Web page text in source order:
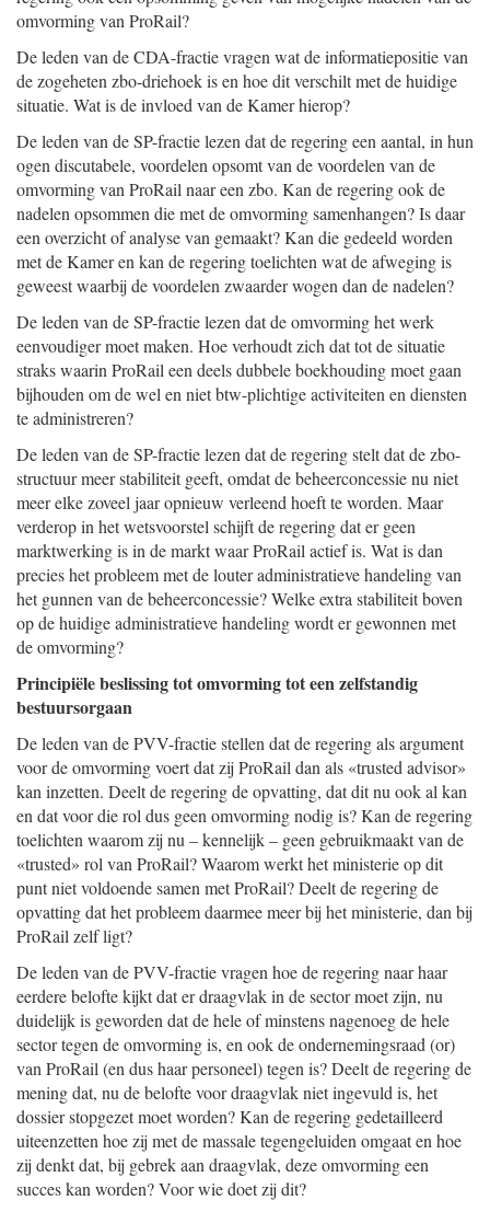
omvorming van ProRail?
De leden van de CDA-fractie vragen wat de informatiepositie van
de zogeheten zbo-driehoek is en hoe dit verschilt met de huidige
situatie. Wat is de invloed van de Kamer hierop?
De leden van de SP-fractie lezen dat de regering een aantal, in hun
ogen discutabele, voordelen opsomt van de voordelen van de
omvorming van ProRail naar een zbo. Kan de regering ook de
nadelen opsommen die met de omvorming samenhangen? Is daar
een overzicht of analyse van gemaakt? Kan die gedeeld worden
met de Kamer en kan de regering toelichten wat de afweging is
geweest waarbij de voordelen zwaarder wogen dan de nadelen?
De leden van de SP-fractie lezen dat de omvorming het werk
eenvoudiger moet maken. Hoe verhoudt zich dat tot de situatie
straks waarin ProRail een deels dubbele boekhouding moet gaan
bijhouden om de wel en niet btw-plichtige activiteiten en diensten
te administreren?
De leden van de SP-fractie lezen dat de regering stelt dat de zbo-
structuur meer stabiliteit geeft, omdat de beheerconcessie nu niet
meer elke zoveel jaar opnieuw verleend hoeft te worden. Maar
verderop in het wetsvoorstel schijft de regering dat er geen
marktwerking is in de markt waar ProRail actief is. Wat is dan
precies het probleem met de louter administratieve handeling van
het gunnen van de beheerconcessie? Welke extra stabiliteit boven
op de huidige administratieve handeling wordt er gewonnen met
de omvorming?
Principiële beslissing tot omvorming tot een zelfstandig
bestuursorgaan
De leden van de PVV-fractie stellen dat de regering als argument
voor de omvorming voert dat zij ProRail dan als «trusted advisor»
kan inzetten. Deelt de regering de opvatting, dat dit nu ook al kan
en dat voor die rol dus geen omvorming nodig is? Kan de regering
toelichten waarom zij nu – kennelijk – geen gebruikmaakt van de
«trusted» rol van ProRail? Waarom werkt het ministerie op dit
punt niet voldoende samen met ProRail? Deelt de regering de
opvatting dat het probleem daarmee meer bij het ministerie, dan bij
ProRail zelf ligt?
De leden van de PVV-fractie vragen hoe de regering naar haar
eerdere belofte kijkt dat er draagvlak in de sector moet zijn, nu
duidelijk is geworden dat de hele of minstens nagenoeg de hele
sector tegen de omvorming is, en ook de ondernemingsraad (or)
van ProRail (en dus haar personeel) tegen is? Deelt de regering de
mening dat, nu de belofte voor draagvlak niet ingevuld is, het
dossier stopgezet moet worden? Kan de regering gedetailleerd
uiteenzetten hoe zij met de massale tegengeluiden omgaat en hoe
zij denkt dat, bij gebrek aan draagvlak, deze omvorming een
succes kan worden? Voor wie doet zij dit?